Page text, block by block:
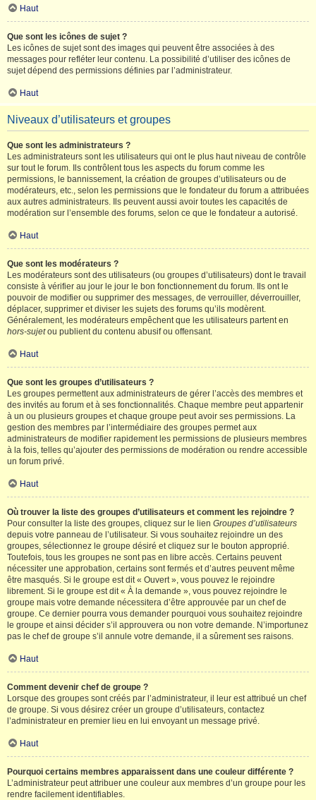
Haut
Que sont les icônes de sujet ?
Les icônes de sujet sont des images qui peuvent être associées à des
messages pour refléter leur contenu. La possibilité d’utiliser des icônes de
sujet dépend des permissions définies par l’administrateur.
Haut
Niveaux d’utilisateurs et groupes
Que sont les administrateurs ?
Les administrateurs sont les utilisateurs qui ont le plus haut niveau de contrôle
sur tout le forum. Ils contrôlent tous les aspects du forum comme les
permissions, le bannissement, la création de groupes d’utilisateurs ou de
modérateurs, etc., selon les permissions que le fondateur du forum a attribuées
aux autres administrateurs. Ils peuvent aussi avoir toutes les capacités de
modération sur l’ensemble des forums, selon ce que le fondateur a autorisé.
Haut
Que sont les modérateurs ?
Les modérateurs sont des utilisateurs (ou groupes d’utilisateurs) dont le travail
consiste à vérifier au jour le jour le bon fonctionnement du forum. Ils ont le
pouvoir de modifier ou supprimer des messages, de verrouiller, déverrouiller,
déplacer, supprimer et diviser les sujets des forums qu’ils modèrent.
Généralement, les modérateurs empêchent que les utilisateurs partent en
hors-sujetou publient du contenu abusif ou offensant.
Haut
Que sont les groupes d’utilisateurs ?
Les groupes permettent aux administrateurs de gérer l’accès des membres et
des invités au forum et à ses fonctionnalités. Chaque membre peut appartenir
à un ou plusieurs groupes et chaque groupe peut avoir ses permissions. La
gestion des membres par l’intermédiaire des groupes permet aux
administrateurs de modifier rapidement les permissions de plusieurs membres
à la fois, telles qu’ajouter des permissions de modération ou rendre accessible
un forum privé.
Haut
Où trouver la liste des groupes d’utilisateurs et comment les rejoindre ?
Pour consulter la liste des groupes, cliquez sur le lien Groupes d’utilisateurs
depuis votre panneau de l’utilisateur. Si vous souhaitez rejoindre un des
groupes, sélectionnez le groupe désiré et cliquez sur le bouton approprié.
Toutefois, tous les groupes ne sont pas en libre accès. Certains peuvent
nécessiter une approbation, certains sont fermés et d’autres peuvent même
être masqués. Si le groupe est dit « Ouvert », vous pouvez le rejoindre
librement. Si le groupe est dit « À la demande », vous pouvez rejoindre le
groupe mais votre demande nécessitera d’être approuvée par un chef de
groupe. Ce dernier pourra vous demander pourquoi vous souhaitez rejoindre
le groupe et ainsi décider s’il approuvera ou non votre demande. N’importunez
pas le chef de groupe s’il annule votre demande, il a sûrement ses raisons.
Haut
Comment devenir chef de groupe ?
Lorsque des groupes sont créés par l’administrateur, il leur est attribué un chef
de groupe. Si vous désirez créer un groupe d’utilisateurs, contactez
l’administrateur en premier lieu en lui envoyant un message privé.
Haut
Pourquoi certains membres apparaissent dans une couleur différente ?
L’administrateur peut attribuer une couleur aux membres d’un groupe pour les
rendre facilement identifiables.